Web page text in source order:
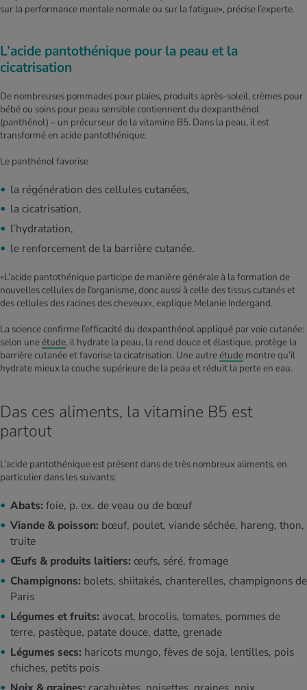
sur la performance mentale normale ou sur la fatigue», précise l’experte.
L’acide pantothénique pour la peau et la
cicatrisation
De nombreuses pommades pour plaies, produits après-soleil, crèmes pour
bébé ou soins pour peau sensible contiennent du dexpanthénol
(panthénol) – un précurseur de la vitamine B5. Dans la peau, il est
transformé en acide pantothénique.
Le panthénol favorise
la régénération des cellules cutanées,
la cicatrisation,
l’hydratation,
le renforcement de la barrière cutanée.
«L’acide pantothénique participe de manière générale à la formation de
nouvelles cellules de l’organisme, donc aussi à celle des tissus cutanés et
des cellules des racines des cheveux», explique Melanie Indergand.
La science confirme l’efficacité du dexpanthénol appliqué par voie cutanée:
selon uneétude, il hydrate la peau, la rend douce et élastique, protège la
barrière cutanée et favorise la cicatrisation. Une autreétude montre qu’il
hydrate mieux la couche supérieure de la peau et réduit la perte en eau.
Das ces aliments, la vitamine B5 est
partout
L’acide pantothénique est présent dans de très nombreux aliments, en
particulier dans les suivants:
Abats: foie, p. ex. de veau ou de bœuf
Viande & poisson: bœuf, poulet, viande séchée, hareng, thon,
truite
Œufs & produits laitiers: œufs, séré, fromage
Champignons: bolets, shiitakés, chanterelles, champignons de
Paris
Légumes et fruits: avocat, brocolis, tomates, pommes de
terre, pastèque, patate douce, datte, grenade
Légumes secs: haricots mungo, fèves de soja, lentilles, pois
chiches, petits pois